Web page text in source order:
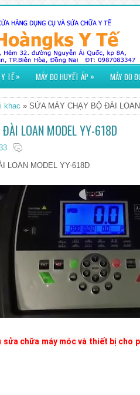
TẾ » MÁY ĐO HUYẾT ÁP » MÁY ĐO
khac » SỬA MÁY CHẠY BỘ ĐÀI
LOAN MODEL YY-618D
LOAN MODEL YY-618D
sửa chữa máy móc và thiết bị cho